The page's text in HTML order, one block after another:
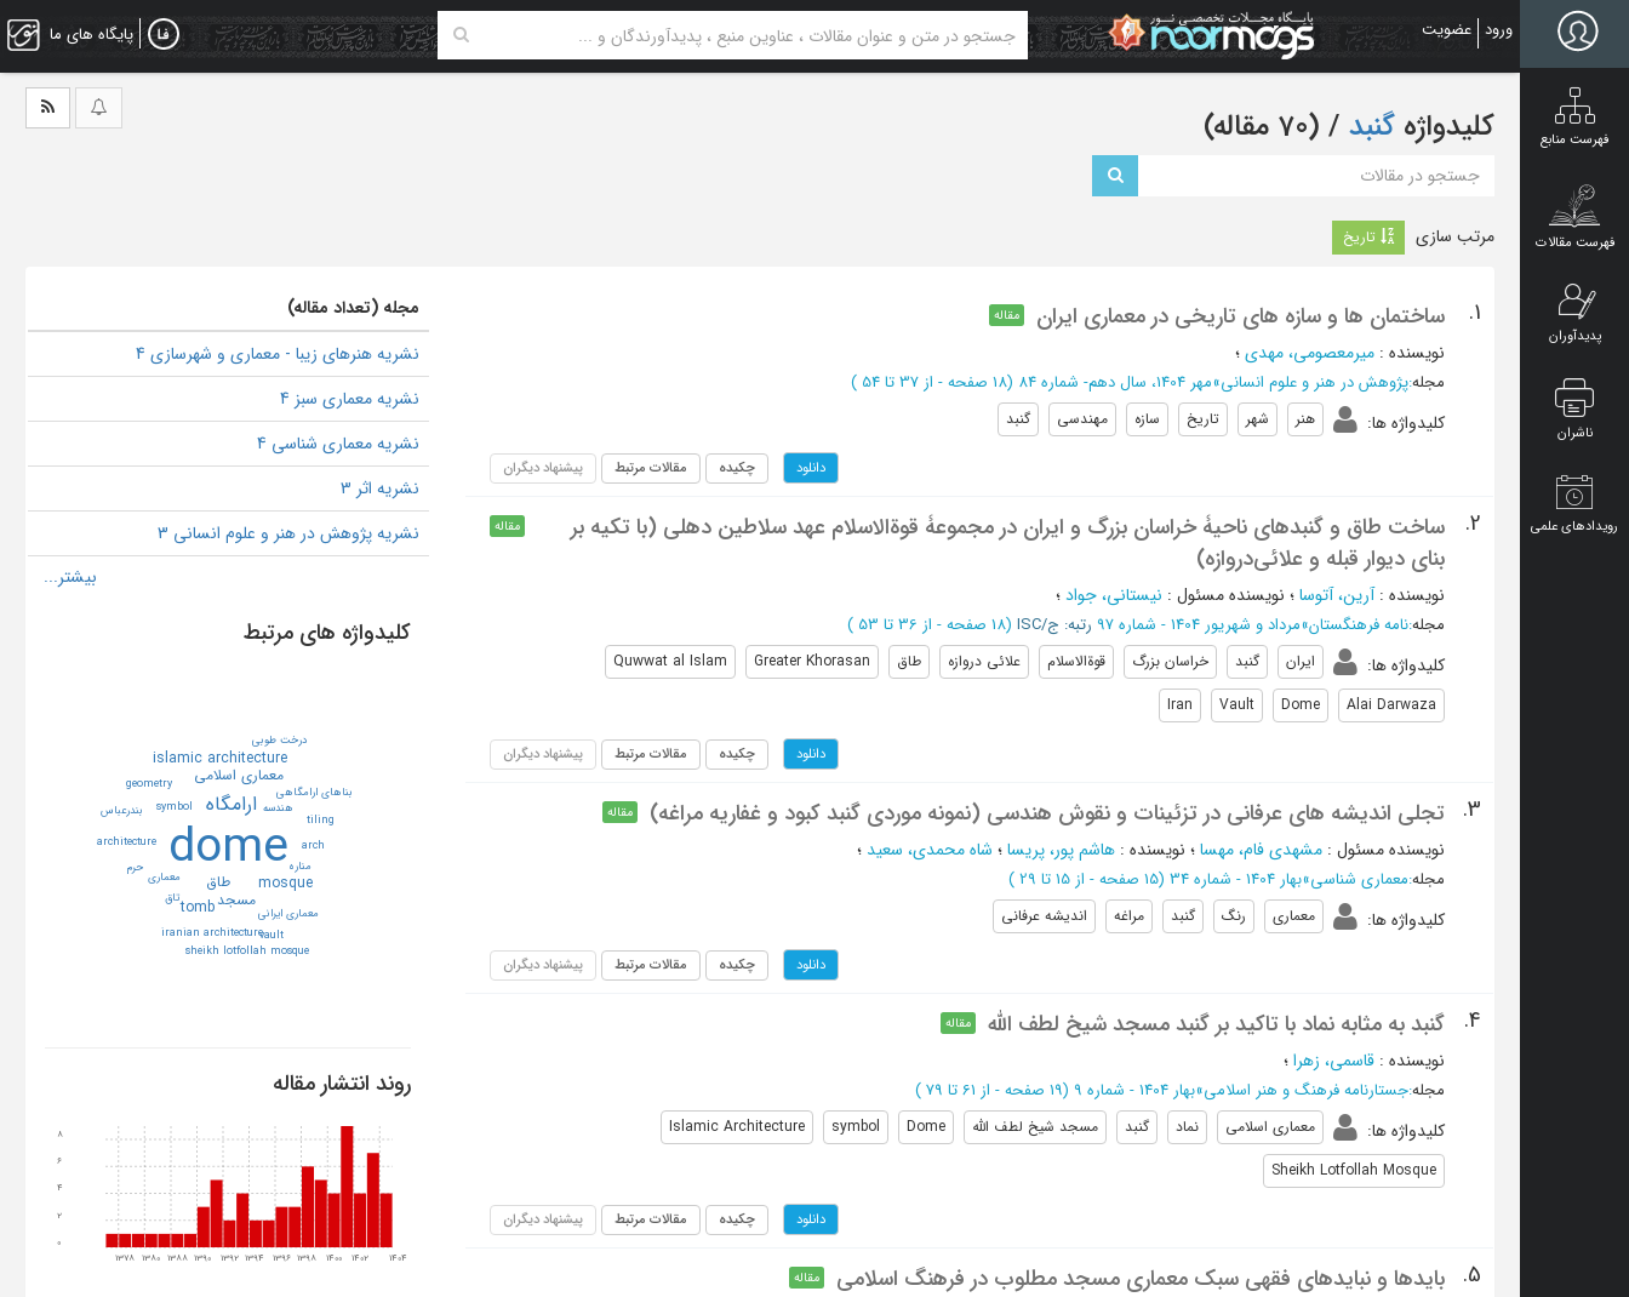
content
ورود عضویت پایگاه های ما
فهرست منابع
فهرست مقالات
پدیدآوران
ناشران
رویدادهای علمی
کلیدواژه گنبد ‏/ (70 مقاله)
مرتب سازی تاریخ
1. ساختمان ها و سازه های تاریخی در معماری ایران مقاله
نویسنده : میرمعصومی، مهدی؛
مجله:پژوهش در هنر و علوم انسانی»مهر 1404، سال دهم- شماره 84 (‎18 صفحه - از 37 تا 54 )
کلیدواژه ها: هنر شهر تاریخ سازه مهندسی گنبد
دانلود چکیده مقالات مرتبط پیشنهاد دیگران
2.
ساخت طاق و گنبدهای ناحیۀ خراسان بزرگ و ایران در مجموعۀ قوةالاسلام عهد سلاطین دهلی (با تکیه بر
بنای دیوار قبله و علائی‌دروازه)
مقاله
نویسنده :آرین، آتوسا؛ نویسنده مسئول : نیستانی، جواد؛
مجله:نامه فرهنگستان»مرداد و شهریور 1404 - شماره 97 رتبه: ج/ISC (‎18 صفحه - از 36 تا 53 )
کلیدواژه ها: ایران گنبد خراسان بزرگ قوةالاسلام علائی دروازه طاق Greater Khorasan
Quwwat al Islam
Alai Darwaza
Dome
Vault
Iran
دانلود چکیده مقالات مرتبط پیشنهاد دیگران
3. تجلی اندیشه های عرفانی در تزئینات و نقوش هندسی (نمونه موردی گنبد کبود و غفاریه مراغه) مقاله
نویسنده مسئول : مشهدی فام، مهسا؛ نویسنده : هاشم پور، پریسا؛ شاه محمدی، سعید ؛
مجله:معماری شناسی»بهار 1404 - شماره 34 (‎15 صفحه - از 15 تا 29 )
کلیدواژه ها: معماری رنگ گنبد مراغه اندیشه عرفانی
دانلود چکیده مقالات مرتبط پیشنهاد دیگران
4. گنبد به مثابه نماد با تاکید بر گنبد مسجد شیخ لطف الله مقاله
نویسنده : قاسمی، زهرا؛
مجله:جستارنامه فرهنگ و هنر اسلامی»بهار 1404 - شماره 9 (‎19 صفحه - از 61 تا 79 )
کلیدواژه ها: معماری اسلامی نماد گنبد مسجد شیخ لطف الله Dome
symbol
Islamic Architecture
Sheikh Lotfollah Mosque
دانلود چکیده مقالات مرتبط پیشنهاد دیگران
5. بایدها و نبایدهای فقهی سبک معماری مسجد مطلوب در فرهنگ اسلامی مقاله
مجله (تعداد مقاله)
نشریه هنرهای زیبا - معماری و شهرسازی 4
نشریه معماری سبز 4
نشریه معماری شناسی 4
نشریه اثر 3
نشریه پژوهش در هنر و علوم انسانی 3
کلیدواژه های مرتبط
dome
ارامگاه
طاق
مسجد
معماري اسلامي
islamic architecture
mosque
tomb
iranian architecture
symbol
معماري
معماري ايراني
مناره
هندسه
arch
architecture
geometry
sheikh lotfollah mosque
tiling
vault
بناهاي ارامگاهي
بندرعباس
تاق
حرم
درخت طوبي
روند انتشار مقاله
1378 1380 1388 1390 1392 1394 1396 1398 1400 1402 1404
0
2
4
6
8